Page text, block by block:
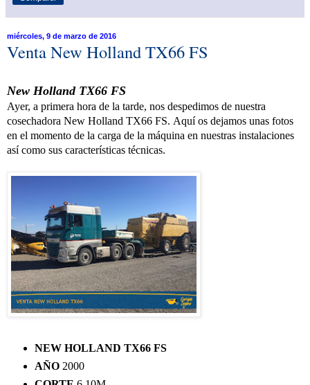
miércoles, 9 de marzo de 2016
Venta New Holland TX66 FS
New Holland TX66 FS
Ayer, a primera hora de la tarde, nos despedimos de nuestra
cosechadora New Holland TX66 FS. Aquí os dejamos unas fotos
en el momento de la carga de la máquina en nuestras instalaciones
así como sus características técnicas.
NEW HOLLAND TX66 FS
AÑO 2000